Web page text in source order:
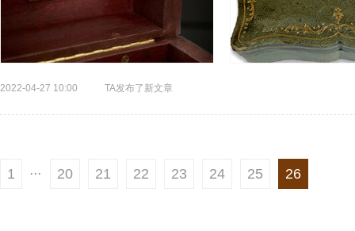
2022-04-27 10:00 TA发布了新文章
1 ... 20 21 22 23 24 25 26